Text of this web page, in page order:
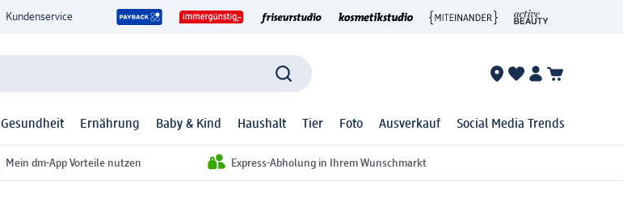
Kundenservice
Gesundheit Ernährung Baby & Kind Haushalt Tier Foto Ausverkauf Social Media Trends
Mein dm-App Vorteile nutzen Express-Abholung in Ihrem Wunschmarkt